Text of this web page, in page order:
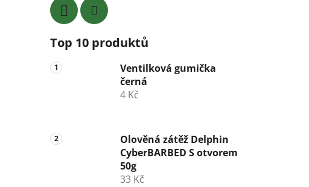
Top 10 produktů
Ventilková gumička
černá
4 Kč
Olověná zátěž Delphin
CyberBARBED S otvorem
50g
33 Kč